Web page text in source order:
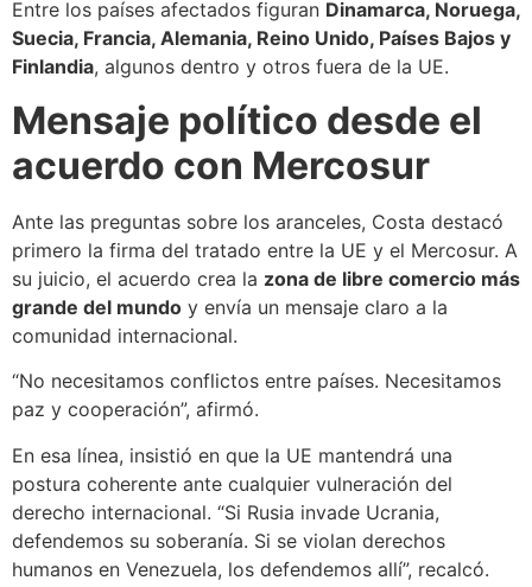
Entre los países afectados figuran Dinamarca, Noruega,
Suecia, Francia, Alemania, Reino Unido, Países Bajos y
Finlandia, algunos dentro y otros fuera de la UE.
Mensaje político desde el
acuerdo con Mercosur
Ante las preguntas sobre los aranceles, Costa destacó
primero la firma del tratado entre la UE y el Mercosur. A
su juicio, el acuerdo crea la zona de libre comercio más
grande del mundo y envía un mensaje claro a la
comunidad internacional.
“No necesitamos conflictos entre países. Necesitamos
paz y cooperación”, afirmó.
En esa línea, insistió en que la UE mantendrá una
postura coherente ante cualquier vulneración del
derecho internacional. “Si Rusia invade Ucrania,
defendemos su soberanía. Si se violan derechos
humanos en Venezuela, los defendemos allí”, recalcó.